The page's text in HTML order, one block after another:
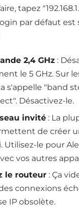
tapez
par défaut est
2,4 GHz :
le 5 GHz. Sur
s'appelle "band
Désactivez-le.
invité : La
de créer
Utilisez-le pour
vos autres
le routeur : Ça
connexions
IP obsolète.